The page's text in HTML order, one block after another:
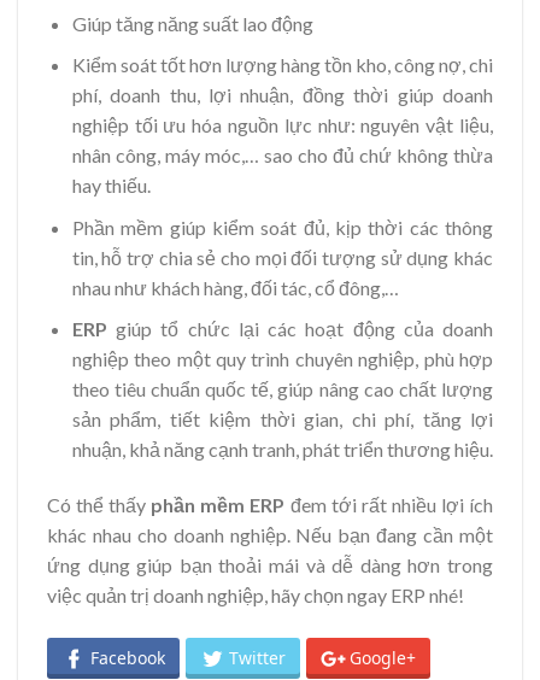
Giúp tăng năng suất lao động
Kiểm soát tốt hơn lượng hàng tồn kho, công nợ, chi
phí, doanh thu, lợi nhuận, đồng thời giúp doanh
nghiệp tối ưu hóa nguồn lực như: nguyên vật liệu,
nhân công, máy móc,… sao cho đủ chứ không thừa
hay thiếu.
Phần mềm giúp kiểm soát đủ, kịp thời các thông
tin, hỗ trợ chia sẻ cho mọi đối tượng sử dụng khác
nhau như khách hàng, đối tác, cổ đông,…
ERP giúp tổ chức lại các hoạt động của doanh
nghiệp theo một quy trình chuyên nghiệp, phù hợp
theo tiêu chuẩn quốc tế, giúp nâng cao chất lượng
sản phẩm, tiết kiệm thời gian, chi phí, tăng lợi
nhuận, khả năng cạnh tranh, phát triển thương hiệu.
Có thể thấy phần mềm ERP đem tới rất nhiều lợi ích
khác nhau cho doanh nghiệp. Nếu bạn đang cần một
ứng dụng giúp bạn thoải mái và dễ dàng hơn trong
việc quản trị doanh nghiệp, hãy chọn ngay ERP nhé!
Facebook Twitter Google+